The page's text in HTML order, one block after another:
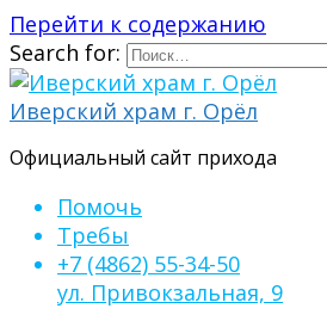
Перейти к содержанию
Search for:
Иверский храм г. Орёл
Официальный сайт прихода
Помочь
Требы
+7 (4862) 55-34-50
ул. Привокзальная, 9